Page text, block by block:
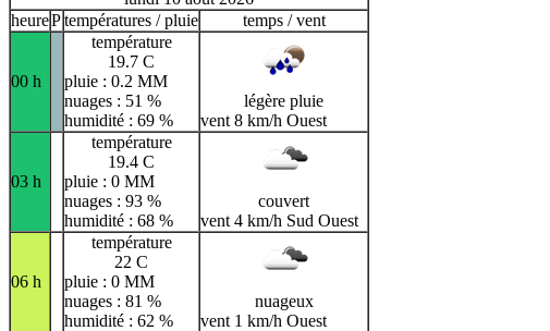
heurePtempératures / pluie temps / vent
00 h
température
19.7 C
pluie : 0.2 MM
nuages : 51 %
humidité : 69 %
légère pluie
vent 8 km/h Ouest
03 h
température
19.4 C
pluie : 0 MM
nuages : 93 %
humidité : 68 %
couvert
vent 4 km/h Sud Ouest
06 h
température
22 C
pluie : 0 MM
nuages : 81 %
humidité : 62 %
nuageux
vent 1 km/h Ouest